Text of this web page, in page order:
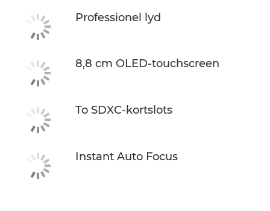
Professionel lyd
8,8 cm OLED-touchscreen
To SDXC-kortslots
Instant Auto Focus